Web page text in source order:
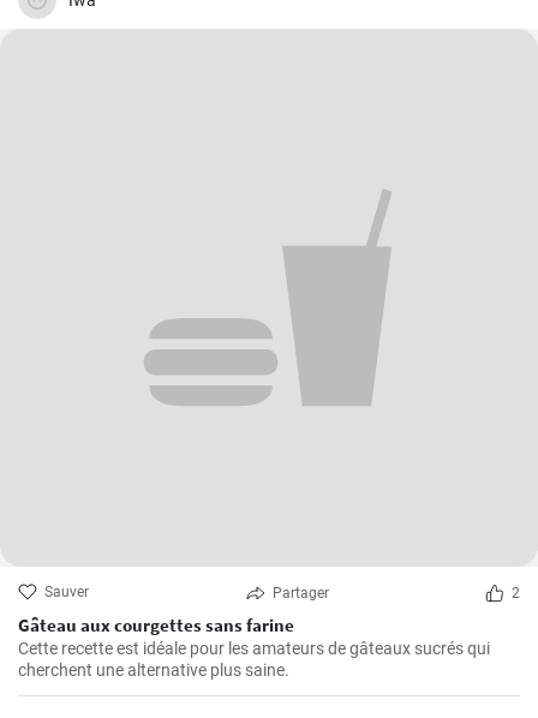
Sauver Partager 2
Gâteau aux courgettes sans farine
Cette recette est idéale pour les amateurs de gâteaux sucrés qui
cherchent une alternative plus saine.